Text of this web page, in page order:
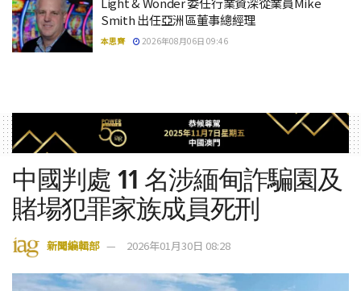
Smith 出任亞洲區董事總經理
本思齊 2026年08月06日 09:46
中國判處 11 名涉緬甸詐騙園及
賭場犯罪家族成員死刑
新聞編輯部 2026年01月30日 08:28